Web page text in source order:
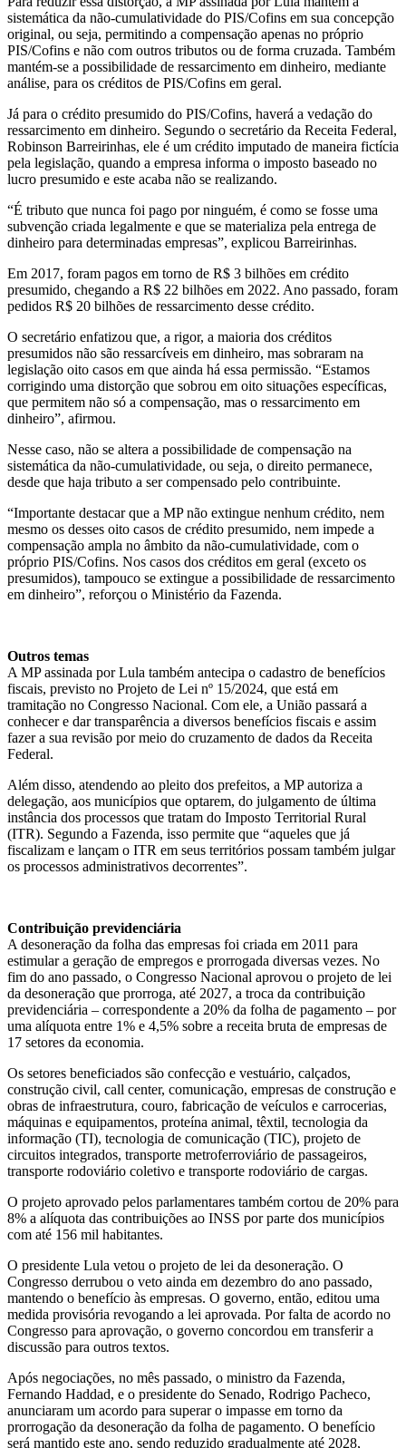
sistemática da não-cumulatividade do PIS/Cofins em sua concepção
original, ou seja, permitindo a compensação apenas no próprio
PIS/Cofins e não com outros tributos ou de forma cruzada. Também
mantém-se a possibilidade de ressarcimento em dinheiro, mediante
análise, para os créditos de PIS/Cofins em geral.
Já para o crédito presumido do PIS/Cofins, haverá a vedação do
ressarcimento em dinheiro. Segundo o secretário da Receita Federal,
Robinson Barreirinhas, ele é um crédito imputado de maneira fictícia
pela legislação, quando a empresa informa o imposto baseado no
lucro presumido e este acaba não se realizando.
“É tributo que nunca foi pago por ninguém, é como se fosse uma
subvenção criada legalmente e que se materializa pela entrega de
dinheiro para determinadas empresas”, explicou Barreirinhas.
Em 2017, foram pagos em torno de R$ 3 bilhões em crédito
presumido, chegando a R$ 22 bilhões em 2022. Ano passado, foram
pedidos R$ 20 bilhões de ressarcimento desse crédito.
O secretário enfatizou que, a rigor, a maioria dos créditos
presumidos não são ressarcíveis em dinheiro, mas sobraram na
legislação oito casos em que ainda há essa permissão. “Estamos
corrigindo uma distorção que sobrou em oito situações específicas,
que permitem não só a compensação, mas o ressarcimento em
dinheiro”, afirmou.
Nesse caso, não se altera a possibilidade de compensação na
sistemática da não-cumulatividade, ou seja, o direito permanece,
desde que haja tributo a ser compensado pelo contribuinte.
“Importante destacar que a MP não extingue nenhum crédito, nem
mesmo os desses oito casos de crédito presumido, nem impede a
compensação ampla no âmbito da não-cumulatividade, com o
próprio PIS/Cofins. Nos casos dos créditos em geral (exceto os
presumidos), tampouco se extingue a possibilidade de ressarcimento
em dinheiro”, reforçou o Ministério da Fazenda.
Outros temas
A MP assinada por Lula também antecipa o cadastro de benefícios
fiscais, previsto no Projeto de Lei nº 15/2024, que está em
tramitação no Congresso Nacional. Com ele, a União passará a
conhecer e dar transparência a diversos benefícios fiscais e assim
fazer a sua revisão por meio do cruzamento de dados da Receita
Federal.
Além disso, atendendo ao pleito dos prefeitos, a MP autoriza a
delegação, aos municípios que optarem, do julgamento de última
instância dos processos que tratam do Imposto Territorial Rural
(ITR). Segundo a Fazenda, isso permite que “aqueles que já
fiscalizam e lançam o ITR em seus territórios possam também julgar
os processos administrativos decorrentes”.
Contribuição previdenciária
A desoneração da folha das empresas foi criada em 2011 para
estimular a geração de empregos e prorrogada diversas vezes. No
fim do ano passado, o Congresso Nacional aprovou o projeto de lei
da desoneração que prorroga, até 2027, a troca da contribuição
previdenciária – correspondente a 20% da folha de pagamento – por
uma alíquota entre 1% e 4,5% sobre a receita bruta de empresas de
17 setores da economia.
Os setores beneficiados são confecção e vestuário, calçados,
construção civil, call center, comunicação, empresas de construção e
obras de infraestrutura, couro, fabricação de veículos e carrocerias,
máquinas e equipamentos, proteína animal, têxtil, tecnologia da
informação (TI), tecnologia de comunicação (TIC), projeto de
circuitos integrados, transporte metroferroviário de passageiros,
transporte rodoviário coletivo e transporte rodoviário de cargas.
O projeto aprovado pelos parlamentares também cortou de 20% para
8% a alíquota das contribuições ao INSS por parte dos municípios
com até 156 mil habitantes.
O presidente Lula vetou o projeto de lei da desoneração. O
Congresso derrubou o veto ainda em dezembro do ano passado,
mantendo o benefício às empresas. O governo, então, editou uma
medida provisória revogando a lei aprovada. Por falta de acordo no
Congresso para aprovação, o governo concordou em transferir a
discussão para outros textos.
Após negociações, no mês passado, o ministro da Fazenda,
Fernando Haddad, e o presidente do Senado, Rodrigo Pacheco,
anunciaram um acordo para superar o impasse em torno da
prorrogação da desoneração da folha de pagamento. O benefício
será mantido este ano, sendo reduzido gradualmente até 2028,